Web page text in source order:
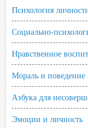
Психология
Социально-
Нравственное
Мораль и поведение
Азбука для
Эмоции и личность